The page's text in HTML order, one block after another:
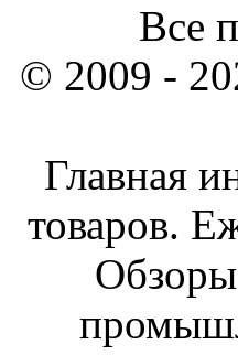
Все
© 2009 -
Главная
товаров.
Обзоры